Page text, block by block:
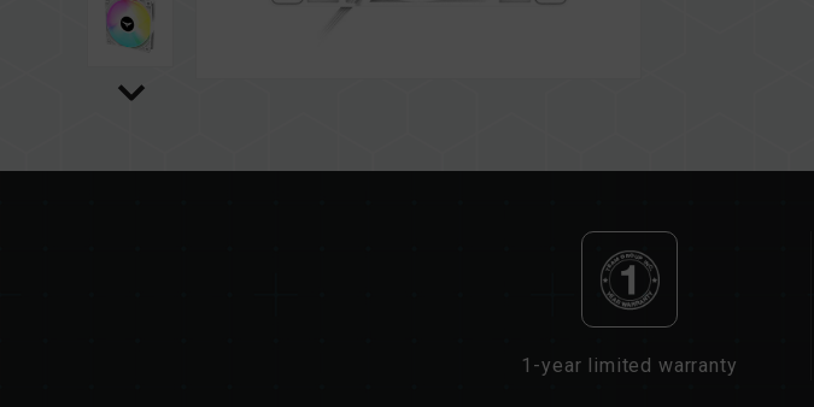
1-year limited warranty